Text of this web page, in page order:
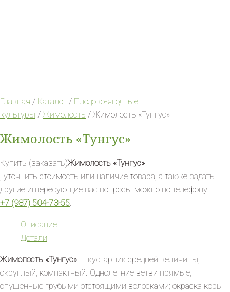
Главная / Каталог / Плодово-ягодные
культуры / Жимолость / Жимолость «Тунгус»
Жимолость «Тунгус»
Купить (заказать)Жимолость «Тунгус»
, уточнить стоимость или наличие товара, а также задать
другие интересующие вас вопросы можно по телефону:
+7 (987) 504-73-55
Описание
Детали
Жимолость «Тунгус» — кустарник средней величины,
округлый, компактный. Однолетние ветви прямые,
опушенные грубыми отстоящими волосками; окраска коры